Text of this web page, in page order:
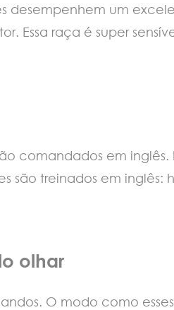
desempenhem um
Essa raça é super
comandados em inglês.
são treinados em inglês:
olhar
O modo como